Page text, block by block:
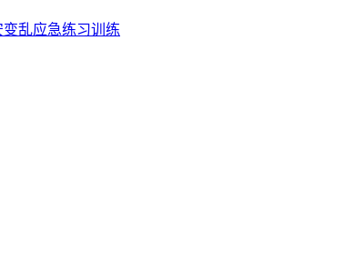
乱应急练习训练